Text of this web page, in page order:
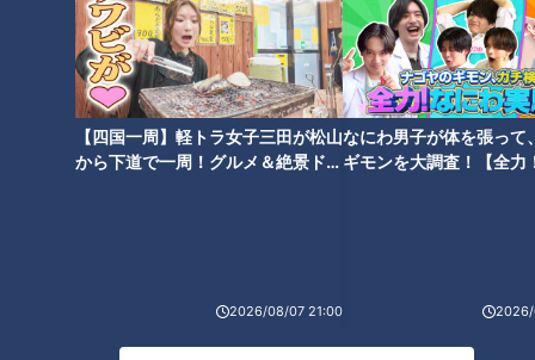
【四国一周】軽トラ女子三田が松山
から下道で一周！グルメ＆絶景ドラ
2026/08/07 21:00
なにわ男子が体を張って
ギモンを大調査！【全力
2026/
一杯」とは
華料理店で愛されるカツ丼】と
は